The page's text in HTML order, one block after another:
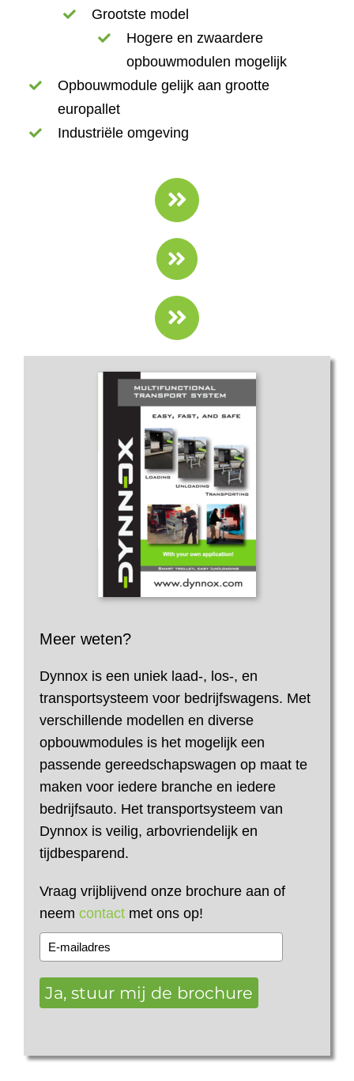
Grootste model
Hogere en zwaardere
opbouwmodulen mogelijk
Opbouwmodule gelijk aan grootte
europallet
Industriële omgeving
Meer weten?
Dynnox is een uniek laad-, los-, en
transportsysteem voor bedrijfswagens. Met
verschillende modellen en diverse
opbouwmodules is het mogelijk een
passende gereedschapswagen op maat te
maken voor iedere branche en iedere
bedrijfsauto. Het transportsysteem van
Dynnox is veilig, arbovriendelijk en
tijdbesparend.
Vraag vrijblijvend onze brochure aan of
neem contactmet ons op!
Ja, stuur mij de brochure